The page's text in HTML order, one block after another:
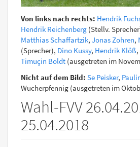
Von links nach rechts: Hendrik
Hendrik Reichenberg (Stellv.
Matthias Schaffartzik, Jonas Zohren,
(Sprecher), Dino Kussy, Hendrik Klöß,
Timuçin Boldt (ausgetreten im
Nicht auf dem Bild: Se Peisker,
Wucherpfennig (ausgetreten im
Wahl-FVV
25.04.2018